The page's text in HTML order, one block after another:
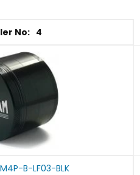
4
B-LF03-BLK